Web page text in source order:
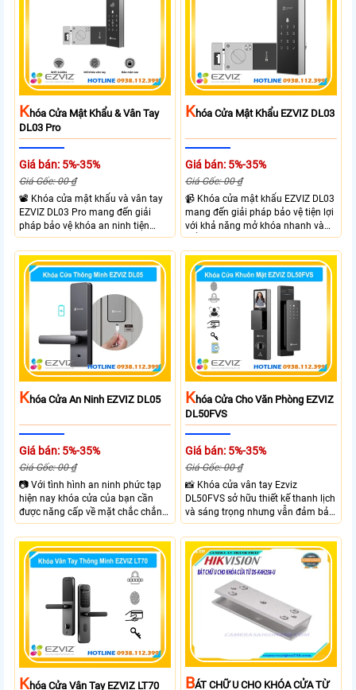
KHóa Cửa Mật Khẩu & Vân Tay
DL03 Pro
Giá bán: 5%-35%
Giá Gốc: 00 ₫
📽 Khóa cửa mật khẩu và vân tay
EZVIZ DL03 Pro mang đến giải
pháp bảo vệ khóa an ninh tiện
dụng và linh hoạt với nhiều hình
thưc mở khóa cùng với thiết kế gọn
gàng và chắc chắn. EZVIZ DL03
Pro hỗ trợ mở khóa nhanh dễ sử
dụng phù hợp cho gia đình và văn
phòng giúp kiểm soát ra vào linh
KHóa Cửa Mật Khẩu EZVIZ DL03
Giá bán: 5%-35%
Giá Gốc: 00 ₫
📹 Khóa cửa mật khẩu EZVIZ DL03
mang đến giải pháp bảo vệ tiện lợi
với khả năng mở khóa nhanh và
kiểm soát linh hoạt. Khóa cửa cửa
EZVIZ kết nối trực tiếp với điện
thoại qua APP EZVIZ hỗ trợ theo
dõi và điều khiển khóa cửa từ xa
phù hợp cho nhà ở căn hộ hoặc
văn phòng hiện đại.
KHóa Cửa An Ninh EZVIZ DL05
Giá bán: 5%-35%
Giá Gốc: 00 ₫
📷 Với tình hình an ninh phức tạp
hiện nay khóa cửa của bạn cần
được năng cấp về mặt chắc chắn
và công nghệ giúp đảm bảo an
ninh và kiểm soát ra vào hiệu quả
hơn. Với Khóa Cửa An Ninh EZVIZ
DL05 bạn sẽ sở hữu khóa cửa với 6
hình thức mở khóa và nhiều chức
năng an ninh như Cảnh báo phá
hoại và kiểm soát ra vào từ xa
ngay trên điện thoại
KHóa Cửa Cho Văn Phòng EZVIZ
DL50FVS
Giá bán: 5%-35%
Giá Gốc: 00 ₫
📸 Khóa cửa vân tay Ezviz
DL50FVS sở hữu thiết kế thanh lịch
và sáng trọng nhưng vẫn đảm bảo
sự chắc chắn với cùng nhiều
phương thức mở cửa tiện lợi như
vân tay, mật khẩu, thẻ từ và điều
khiển từ xa qua app. Ezviz
DL50FVS hỗ trợ quản lý người
dùng cảnh báo an ninh và kiểm tra
trạng thái khóa giúp kiểm soát ra
vào từ xa qua app EZVIZ
KHóa Cửa Vân Tay EZVIZ LT70 BÁT CHỮ U CHO KHÓA CỬA TỪ